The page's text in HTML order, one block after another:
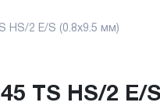
HS/2 E/S (0.8x9.5 мм)
TS HS/2 E/